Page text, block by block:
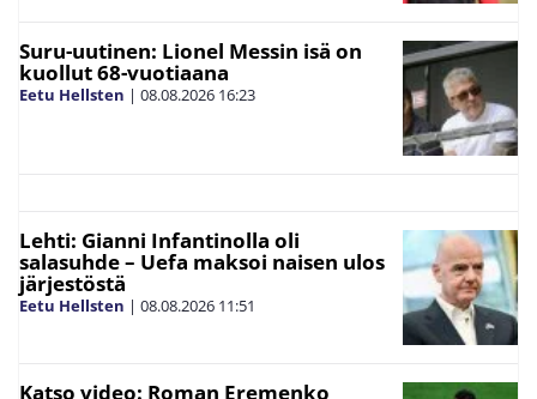
Suru-uutinen: Lionel Messin isä on
kuollut 68-vuotiaana
Eetu Hellsten | 08.08.2026 16:23
Lehti: Gianni Infantinolla oli
salasuhde – Uefa maksoi naisen ulos
järjestöstä
Eetu Hellsten | 08.08.2026 11:51
Katso video: Roman Eremenko